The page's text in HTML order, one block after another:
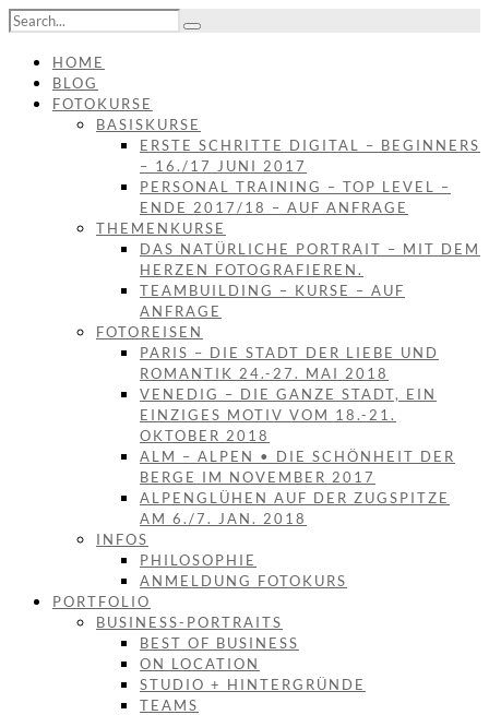
HOME
BLOG
FOTOKURSE
BASISKURSE
ERSTE SCHRITTE DIGITAL – BEGINNERS
– 16./17 JUNI 2017
PERSONAL TRAINING – TOP LEVEL –
ENDE 2017/18 – AUF ANFRAGE
THEMENKURSE
DAS NATÜRLICHE PORTRAIT – MIT DEM
HERZEN FOTOGRAFIEREN.
TEAMBUILDING – KURSE – AUF
ANFRAGE
FOTOREISEN
PARIS – DIE STADT DER LIEBE UND
ROMANTIK 24.-27. MAI 2018
VENEDIG – DIE GANZE STADT, EIN
EINZIGES MOTIV VOM 18.-21.
OKTOBER 2018
ALM – ALPEN • DIE SCHÖNHEIT DER
BERGE IM NOVEMBER 2017
ALPENGLÜHEN AUF DER ZUGSPITZE
AM 6./7. JAN. 2018
INFOS
PHILOSOPHIE
ANMELDUNG FOTOKURS
PORTFOLIO
BUSINESS-PORTRAITS
BEST OF BUSINESS
ON LOCATION
STUDIO + HINTERGRÜNDE
TEAMS